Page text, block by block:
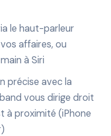
le haut-parleur
affaires, ou
à Siri
précise avec la
vous dirige droit
à proximité (iPhone